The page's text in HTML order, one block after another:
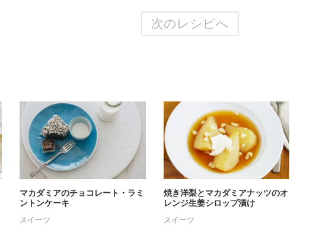
次のレシピへ
マカダミアのチョコレート・ラミ
ントンケーキ
スイーツ
焼き洋梨とマカダミアナッツのオ
レンジ生姜シロップ漬け
スイーツ